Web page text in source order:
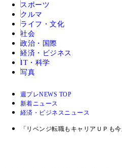
スポーツ
クルマ
ライフ・文化
社会
政治・国際
経済・ビジネス
IT・科学
写真
週プレNEWS TOP
新着ニュース
経済・ビジネスニュース
「リベンジ転職もキャリアＵＰも